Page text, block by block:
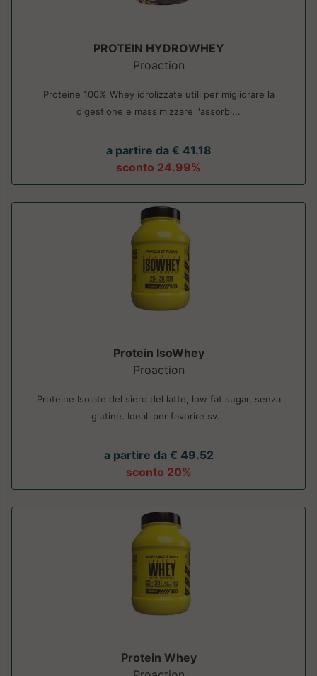
PROTEIN HYDROWHEY
Proaction
Proteine 100% Whey idrolizzate utili per migliorare la
digestione e massimizzare l'assorbi...
a partire da € 41.18
sconto 24.99%
Protein IsoWhey
Proaction
Proteine Isolate del siero del latte, low fat sugar, senza
glutine. Ideali per favorire sv...
a partire da € 49.52
sconto 20%
Protein Whey